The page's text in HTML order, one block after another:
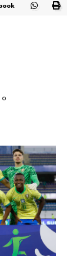
o